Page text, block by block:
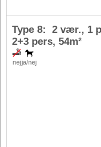
nejja/nej
Type 8: 2 vær., 1
2+3 pers, 54m²